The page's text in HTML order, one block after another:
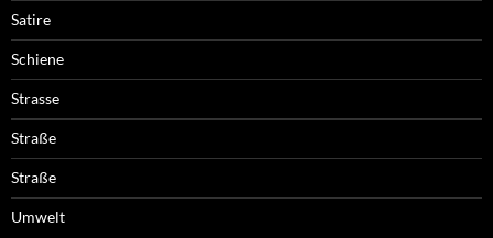
Satire
Schiene
Strasse
Straße
Straße
Umwelt